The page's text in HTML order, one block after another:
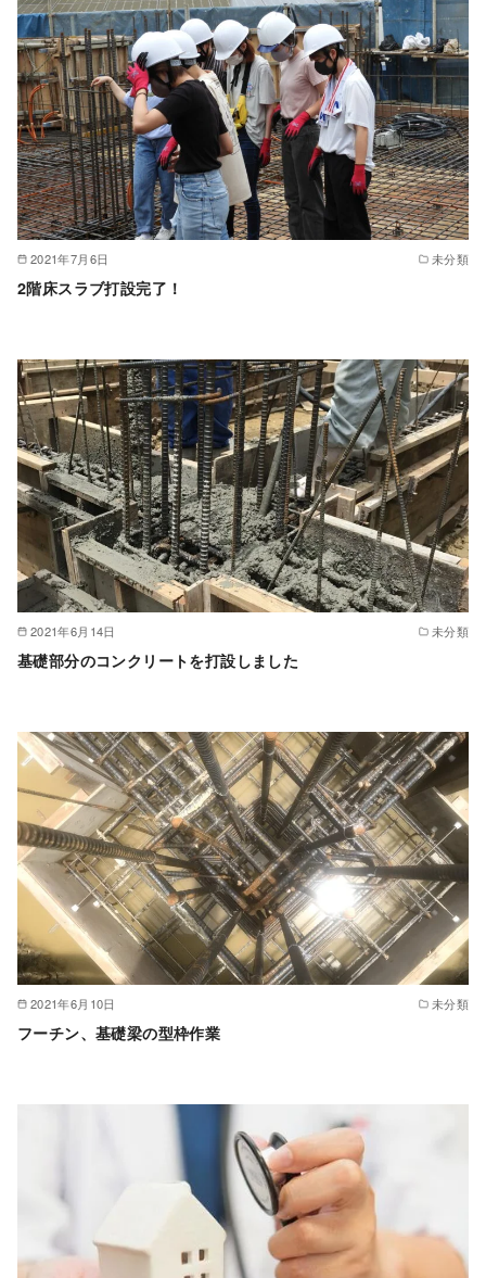
2021年7月6日 未分類
2階床スラブ打設完了！
2021年6月14日 未分類
基礎部分のコンクリートを打設しました
2021年6月10日 未分類
フーチン、基礎梁の型枠作業